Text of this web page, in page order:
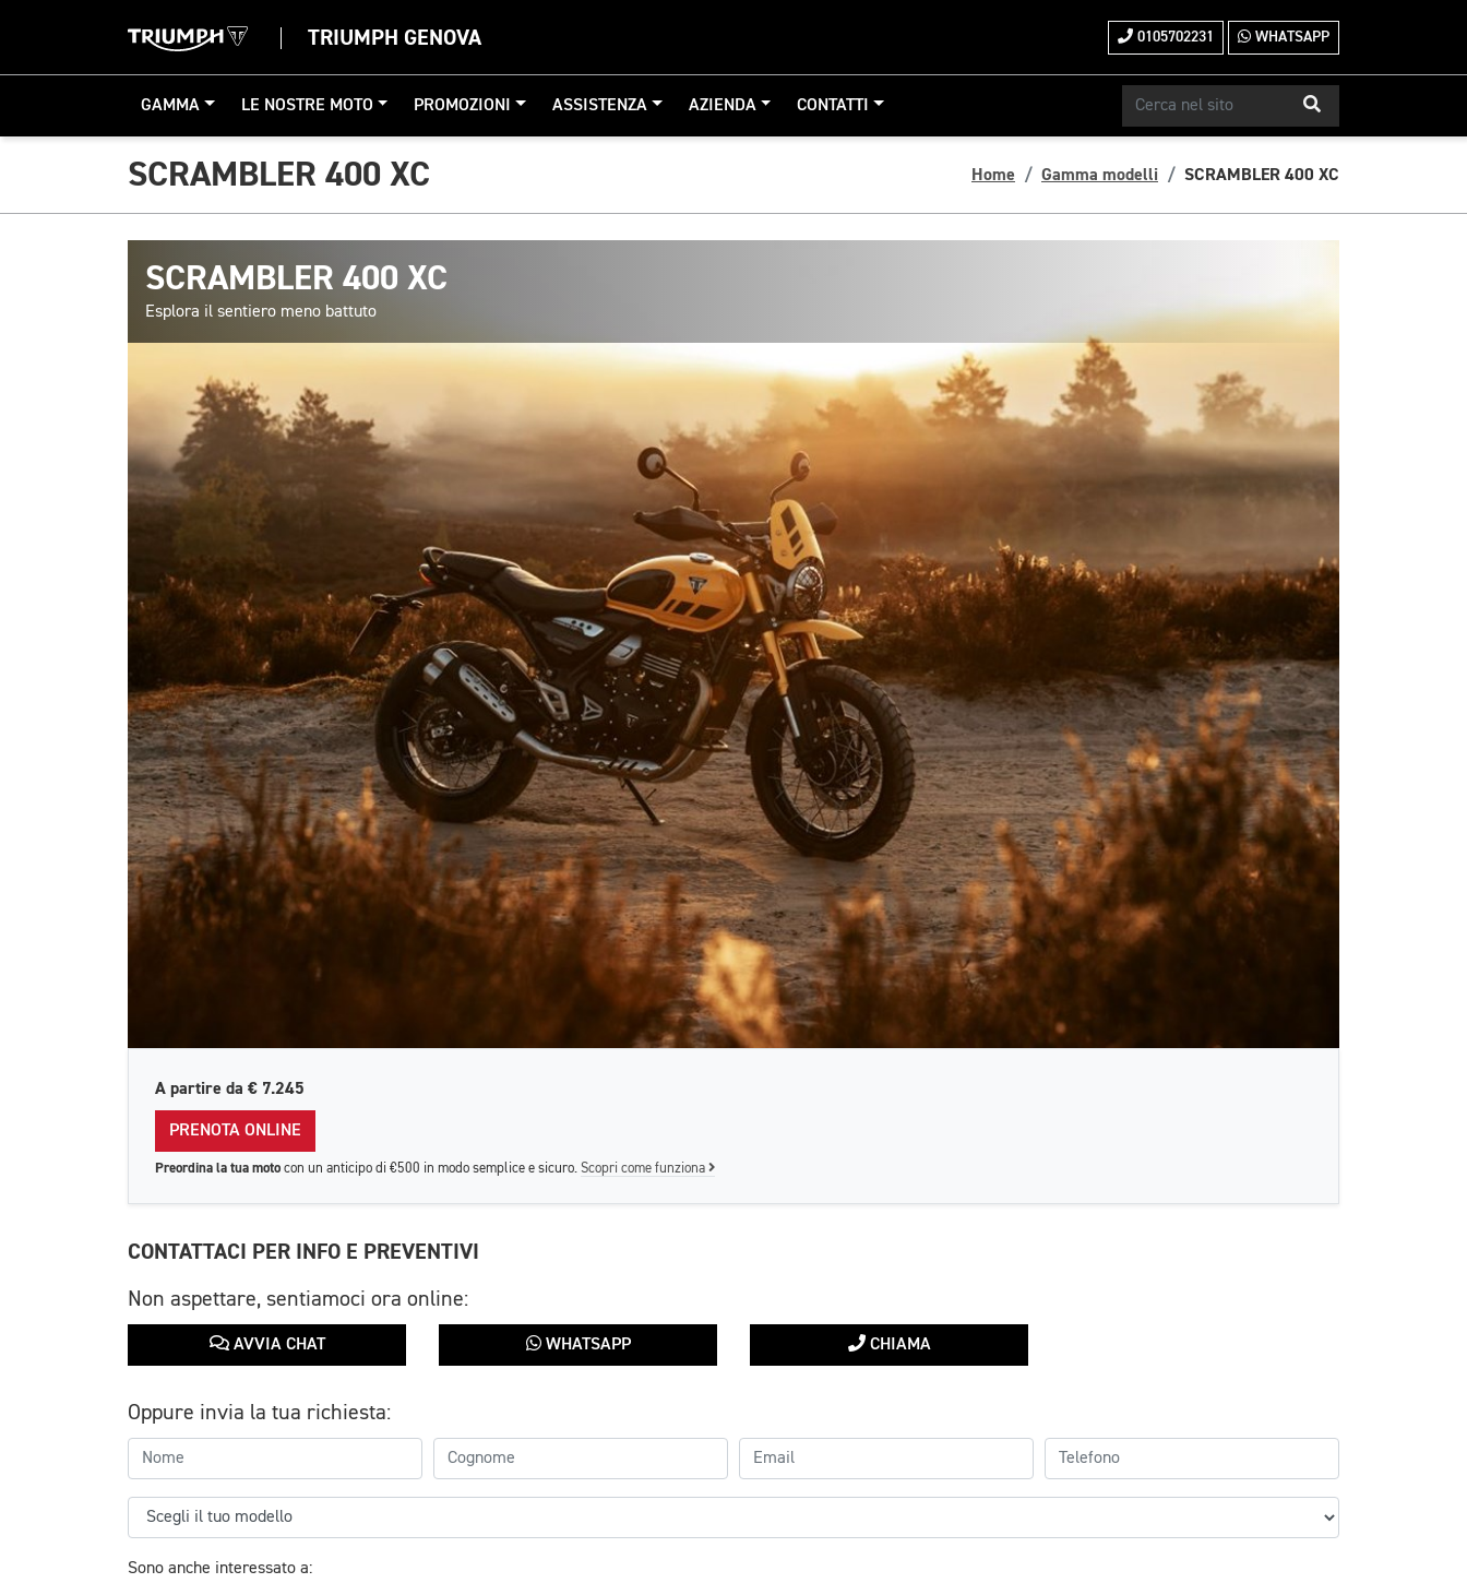
TRIUMPH GENOVA 0105702231 WHATSAPP
GAMMA LE NOSTRE MOTO PROMOZIONI ASSISTENZA AZIENDA CONTATTI
SCRAMBLER 400 XC Home Gamma modelli SCRAMBLER 400 XC
SCRAMBLER 400 XC
Esplora il sentiero meno battuto
A partire da € 7.245
PRENOTA ONLINE
Preordina la tua moto con un anticipo di €500 in modo semplice e sicuro. Scopri come funziona
CONTATTACI PER INFO E PREVENTIVI
Non aspettare, sentiamoci ora online:
AVVIA CHAT WHATSAPP CHIAMA
Oppure invia la tua richiesta:
Sono anche interessato a: